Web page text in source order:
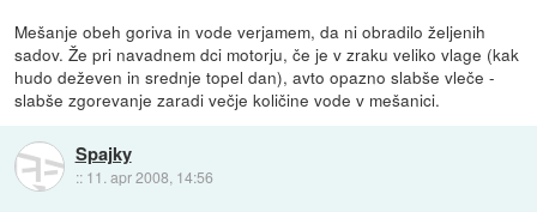
Mešanje obeh goriva in vode verjamem, da ni obradilo željenih
sadov. Že pri navadnem dci motorju, če je v zraku veliko vlage (kak
hudo deževen in srednje topel dan), avto opazno slabše vleče -
slabše zgorevanje zaradi večje količine vode v mešanici.
Spajky
:: 11. apr 2008, 14:56